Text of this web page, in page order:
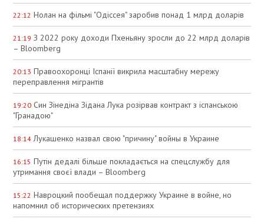
22:12 Нолан на фільмі "Одіссея" заробив понад 1 млрд доларів
21:19 З 2022 року доходи Пхеньяну зросли до 22 млрд доларів
– Bloomberg
20:13 Правоохоронці Іспанії викрила масштабну мережу
переправлення мігрантів
19:20 Син Зінедіна Зідана Лука розірвав контракт з іспанською
"Гранадою"
18:14 Лукашенко назвал свою "причину" войны в Украине
16:15 Путін дедалі більше покладається на спецслужбу для
утримання своєї влади – Bloomberg
15:22 Навроцкий пообещал поддержку Украине в войне, но
напомнил об исторических претензиях